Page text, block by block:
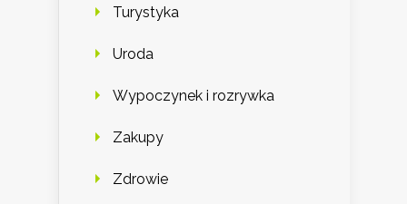
Turystyka
Uroda
Wypoczynek i rozrywka
Zakupy
Zdrowie